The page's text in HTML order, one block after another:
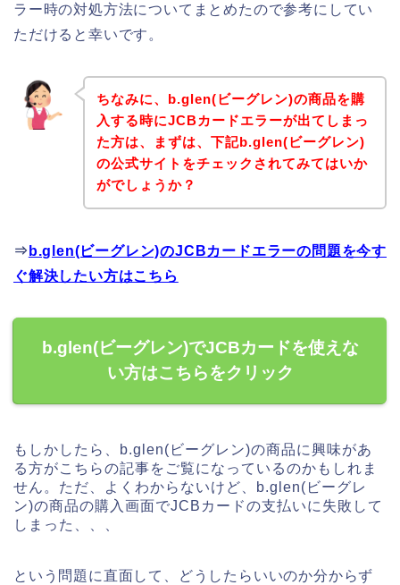
ラー時の対処方法についてまとめたので参考にしてい
ただけると幸いです。
ちなみに、b.glen(ビーグレン)の商品を購
入する時にJCBカードエラーが出てしまっ
た方は、まずは、下記b.glen(ビーグレン)
の公式サイトをチェックされてみてはいか
がでしょうか？
⇒ b.glen(ビーグレン)のJCBカードエラーの問題を今す
ぐ解決したい方はこちら
b.glen(ビーグレン)でJCBカードを使えな
い方はこちらをクリック
もしかしたら、b.glen(ビーグレン)の商品に興味があ
る方がこちらの記事をご覧になっているのかもしれま
せん。ただ、よくわからないけど、b.glen(ビーグレ
ン)の商品の購入画面でJCBカードの支払いに失敗して
しまった、、、
という問題に直面して、どうしたらいいのか分からず